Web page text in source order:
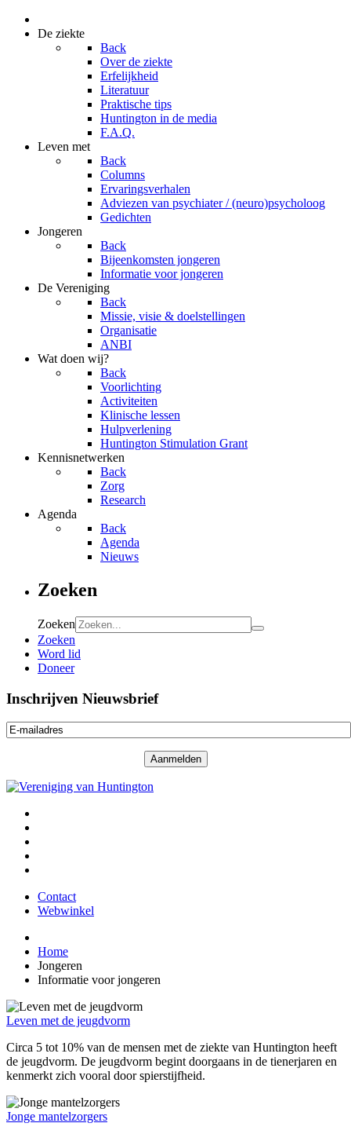
De ziekte
Back
Over de ziekte
Erfelijkheid
Literatuur
Praktische tips
Huntington in de media
F.A.Q.
Leven met
Back
Columns
Ervaringsverhalen
Adviezen van psychiater / (neuro)psycholoog
Gedichten
Jongeren
Back
Bijeenkomsten jongeren
Informatie voor jongeren
De Vereniging
Back
Missie, visie & doelstellingen
Organisatie
ANBI
Wat doen wij?
Back
Voorlichting
Activiteiten
Klinische lessen
Hulpverlening
Huntington Stimulation Grant
Kennisnetwerken
Back
Zorg
Research
Agenda
Back
Agenda
Nieuws
Zoeken
Zoeken
Zoeken
Word lid
Doneer
Inschrijven Nieuwsbrief
Contact
Webwinkel
Home
Jongeren
Informatie voor jongeren
Leven met de jeugdvorm
Circa 5 tot 10% van de mensen met de ziekte van Huntington heeft
de jeugdvorm. De jeugdvorm begint doorgaans in de tienerjaren en
kenmerkt zich vooral door spierstijfheid.
Jonge mantelzorgers